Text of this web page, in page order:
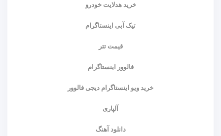
خرید هدلایت خودرو
تیک آبی اینستاگرام
قیمت تتر
فالوور اینستاگرام
خرید ویو اینستاگرام دیجی فالوور
آلپاری
دانلود آهنگ